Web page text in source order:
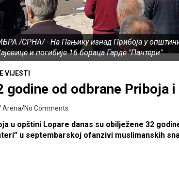
/СРНА/ - На Пањику изнад Прибоја у
и погибије 16 бораца Гарде "Пантери".
VIJESTI
godine od odbrane Priboja
Arena No Comments
u opštini Lopare danas su obilježene 32
u septembarskoj ofanzivi muslimanskih